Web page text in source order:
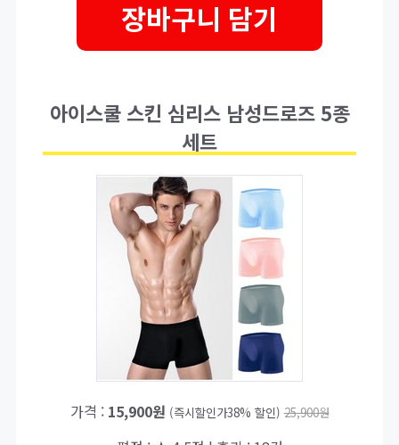
장바구니 담기
아이스쿨 스킨 심리스 남성드로즈 5종
세트
가격 : 15,900원 (즉시할인가38% 할인) 25,900원